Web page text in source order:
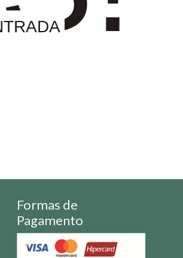
Formas de
Pagamento